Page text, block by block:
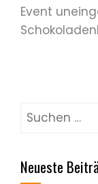
Event
Suchen
Neueste